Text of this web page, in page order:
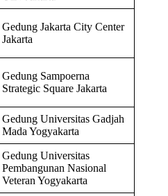
Gedung Jakarta City Center
Jakarta
Gedung Sampoerna
Strategic Square Jakarta
Gedung Universitas Gadjah
Mada Yogyakarta
Gedung Universitas
Pembangunan Nasional
Veteran Yogyakarta